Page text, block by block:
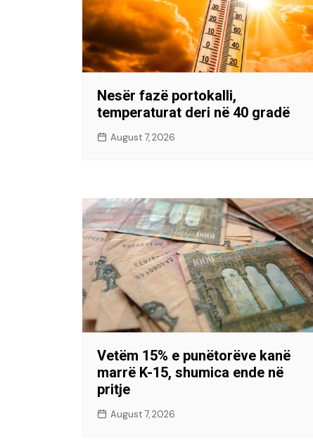
Nesër fazë portokalli,
temperaturat deri në 40 gradë
August 7, 2026
Vetëm 15% e punëtorëve kanë
marrë K-15, shumica ende në
pritje
August 7, 2026